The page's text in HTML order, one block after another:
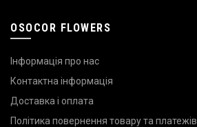
OSOCOR FLOWERS
Інформація про нас
Контактна інформація
Доставка і оплата
Політика повернення товару та платежів